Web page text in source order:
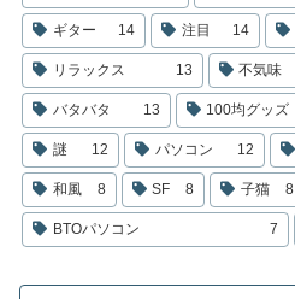
ギター 14 注目 14
リラックス 13 不気味
バタバタ 13 100均グッズ
謎 12 パソコン 12
和風 8 SF 8 子猫 8
BTOパソコン 7